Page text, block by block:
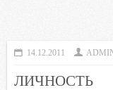
14.12.2011
ЛИЧНОСТЬ